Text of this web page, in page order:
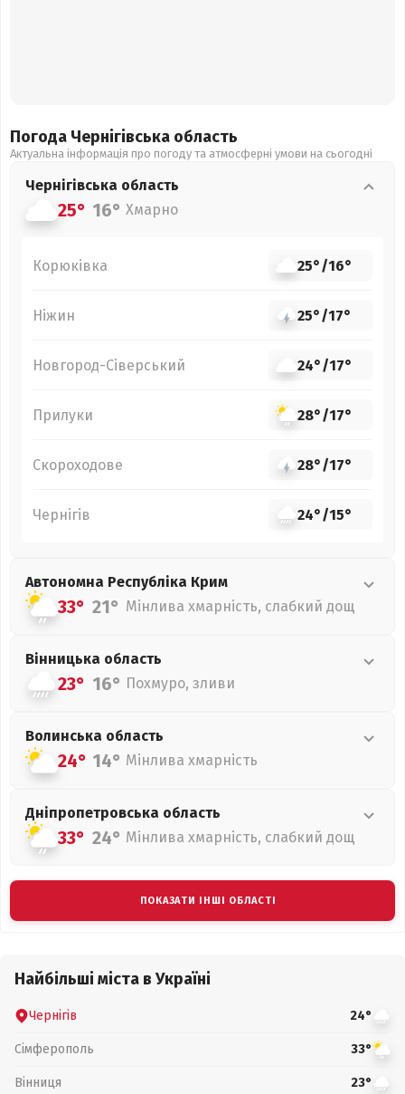
Погода Чернігівська область
Актуальна інформація про погоду та атмосферні умови на сьогодні
Чернігівська область
25° 16° Хмарно
Корюківка 25°/16°
Ніжин 25°/17°
Новгород-Сіверський 24°/17°
Прилуки 28°/17°
Скороходове 28°/17°
Чернігів 24°/15°
Автономна Республіка Крим
33° 21° Мінлива хмарність, слабкий дощ
Вінницька область
23° 16° Похмуро, зливи
Волинська область
24° 14° Мінлива хмарність
Дніпропетровська область
33° 24° Мінлива хмарність, слабкий дощ
ПОКАЗАТИ ІНШІ ОБЛАСТІ
Найбільші міста в Україні
Чернігів 24°
Сімферополь 33°
Вінниця 23°